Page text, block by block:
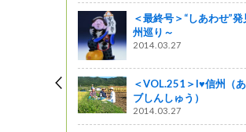
＜最終号＞“しあわせ”
州巡り～
2014.03.27
＜VOL.251＞I♥信州（
ブしんしゅう）
2014.03.27